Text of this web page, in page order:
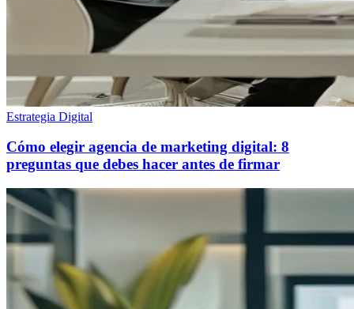
Estrategia Digital
Cómo elegir agencia de marketing digital: 8
preguntas que debes hacer antes de firmar